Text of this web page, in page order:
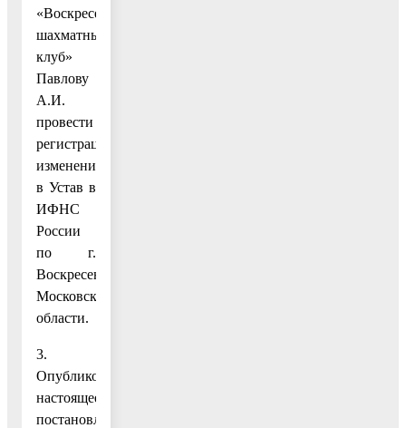
«Воскресенский
шахматный
клуб»
Павлову
А.И.
провести
регистрацию
изменений
в Устав в
ИФНС
России
по г.
Воскресенску
Московской
области.
3.
Опубликовать
настоящее
постановление